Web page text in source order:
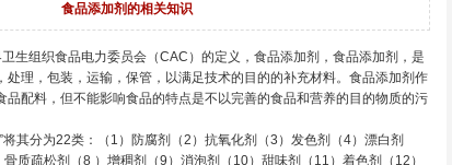
食品添加剂的相关知识
生组织食品电力委员会（CAC）的定义，食品添加剂，食品添加剂，是
处理，包装，运输，保管，以满足技术的目的的补充材料。食品添加剂作
品配料，但不能影响食品的特点是不以完善的食品和营养的目的物质的污
将其分为22类：（1）防腐剂（2）抗氧化剂（3）发色剂（4）漂白剂
骨质疏松剂（8 ）增稠剂（9）消泡剂（10）甜味剂（11）着色剂（12）